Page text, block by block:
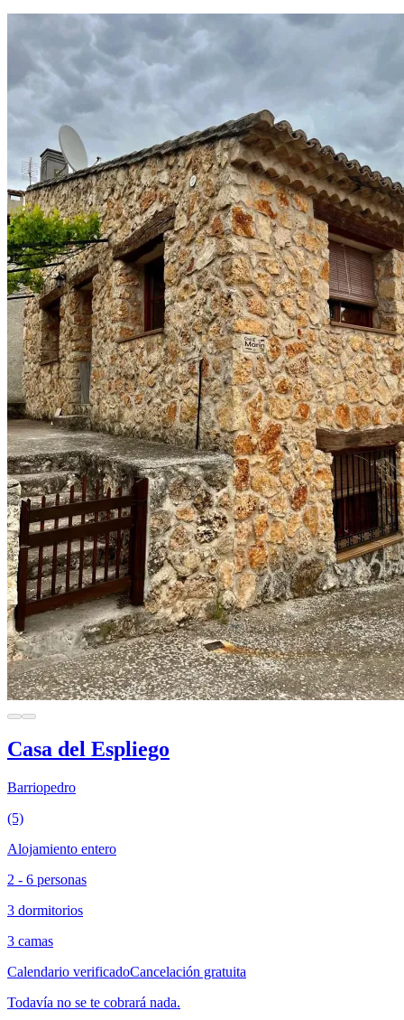
Casa del Espliego
Barriopedro
(5)
Alojamiento entero
2 - 6 personas
3 dormitorios
3 camas
Calendario verificadoCancelación gratuita
Todavía no se te cobrará nada.